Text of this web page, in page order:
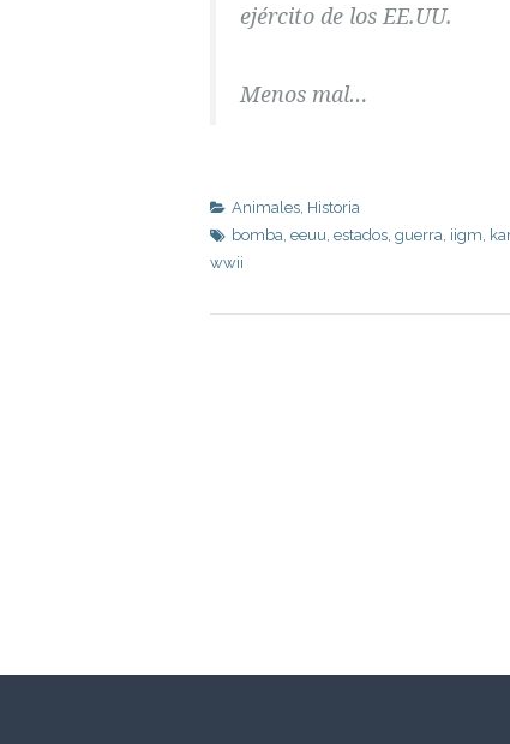
ejército de los EE.UU.
Menos mal…
Animales Historia
bomba eeuu estados guerra iigm
wwii